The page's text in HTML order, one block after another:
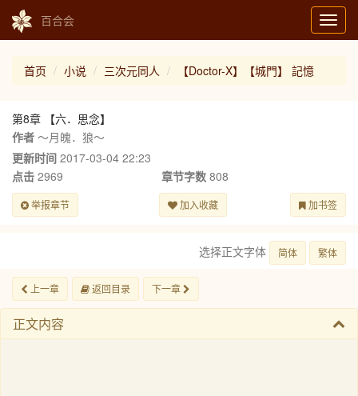
百合会
首页 小说 三次元同人 【Doctor-X】【城門】 記憶
第8章 【六．思念】
作者 ～月魄．狼～
更新时间 2017-03-04 22:23
点击 2969 章节字数808
举报章节 加入收藏 加书签
选择正文字体 简体 繁体
上一章 返回目录 下一章
正文内容